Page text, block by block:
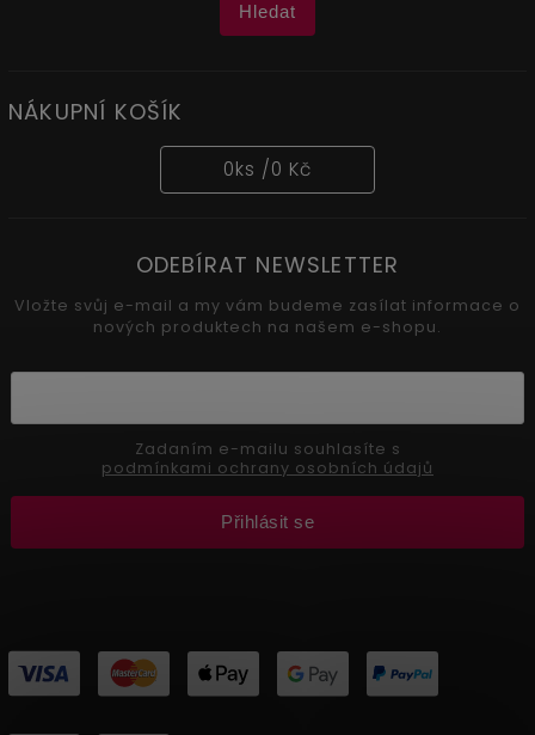
Hledat
NÁKUPNÍ KOŠÍK
0ks /0 Kč
ODEBÍRAT NEWSLETTER
Vložte svůj e-mail a my vám budeme zasílat informace o
nových produktech na našem e-shopu.
podmínkami ochrany osobních údajů
Přihlásit se